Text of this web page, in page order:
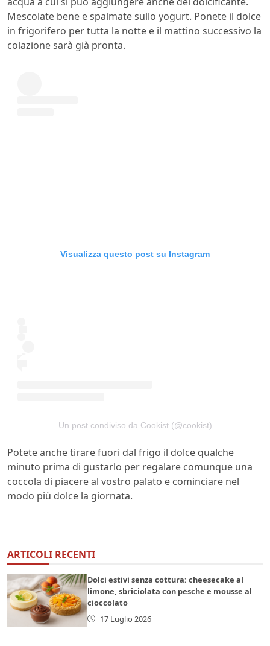
Mescolate bene e spalmate sullo yogurt. Ponete il dolce
in frigorifero per tutta la notte e il mattino successivo la
colazione sarà già pronta.
Visualizza questo post su Instagram
Un post condiviso da Cookist (@cookist)
Potete anche tirare fuori dal frigo il dolce qualche
minuto prima di gustarlo per regalare comunque una
coccola di piacere al vostro palato e cominciare nel
modo più dolce la giornata.
ARTICOLI RECENTI
Dolci estivi senza cottura: cheesecake al
limone, sbriciolata con pesche e mousse al
cioccolato
17 Luglio 2026